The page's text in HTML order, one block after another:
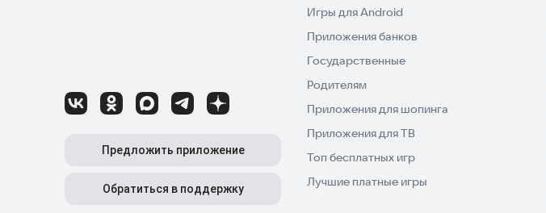
Предложить приложение
Обратиться в поддержку
Игры для Android
Приложения банков
Государственные
Родителям
Приложения для шопинга
Приложения для ТВ
Топ бесплатных игр
Лучшие платные игры